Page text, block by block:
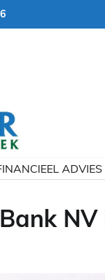
ADVIES